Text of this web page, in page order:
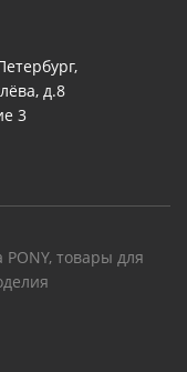
д.8
3
товары для